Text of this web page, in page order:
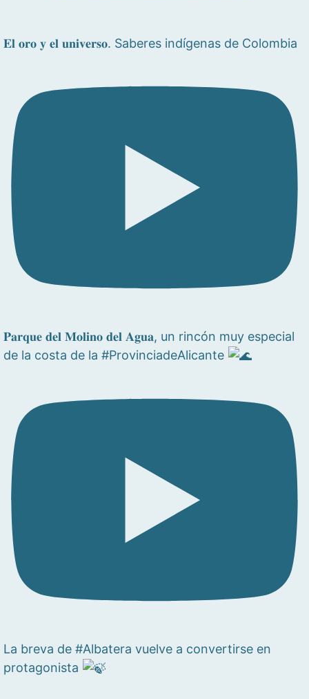
𝐄𝐥 𝐨𝐫𝐨 𝐲 𝐞𝐥 𝐮𝐧𝐢𝐯𝐞𝐫𝐬𝐨. Saberes indígenas de Colombia
𝐏𝐚𝐫𝐪𝐮𝐞 𝐝𝐞𝐥 𝐌𝐨𝐥𝐢𝐧𝐨 𝐝𝐞𝐥 𝐀𝐠𝐮𝐚, un rincón muy especial
de la costa de la #ProvinciadeAlicante
La breva de #Albatera vuelve a convertirse en
protagonista